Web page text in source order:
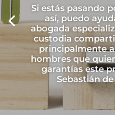
Si estás pasando
así, puedo
abogada
custodia
principalmente
hombres que
garantías este
Sebastián